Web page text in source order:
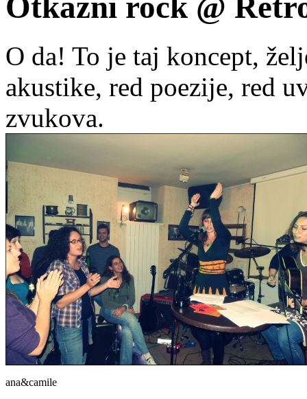
O da! To je taj koncept,
akustike, red poezije, red
zvukova.
ana&camile